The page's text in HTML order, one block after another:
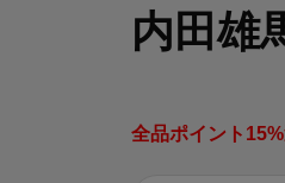
内田雄